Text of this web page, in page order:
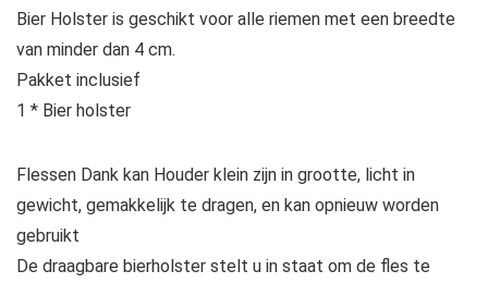
Bier Holster is geschikt voor alle riemen met een breedte
van minder dan 4 cm.
Pakket inclusief
1 * Bier holster
Flessen Dank kan Houder klein zijn in grootte, licht in
gewicht, gemakkelijk te dragen, en kan opnieuw worden
gebruikt
De draagbare bierholster stelt u in staat om de fles te